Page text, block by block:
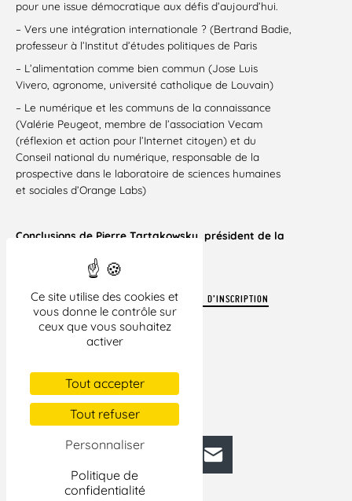
Ce site utilise des cookies et
vous donne le contrôle sur
ceux que vous souhaitez
activer
Tout accepter
Tout refuser
Personnaliser
Politique de
confidentialité
pour une issue démocratique aux défis d’aujourd’hui.
– Vers une intégration internationale ? (Bertrand Badie,
professeur à l’Institut d’études politiques de Paris
– L’alimentation comme bien commun (Jose Luis
Vivero, agronome, université catholique de Louvain)
– Le numérique et les communs de la connaissance
(Valérie Peugeot, membre de l’association Vecam
(réflexion et action pour l’Internet citoyen) et du
Conseil national du numérique, responsable de la
prospective dans le laboratoire de sciences humaines
et sociales d’Orange Labs)
Conclusions de Pierre Tartakowsky, président de la
TÉLÉCHARGEZ LE PROGRAMME ET LE BULLETIN D’INSCRIPTION
Facebook
BlueskyMastodonLinkedIn